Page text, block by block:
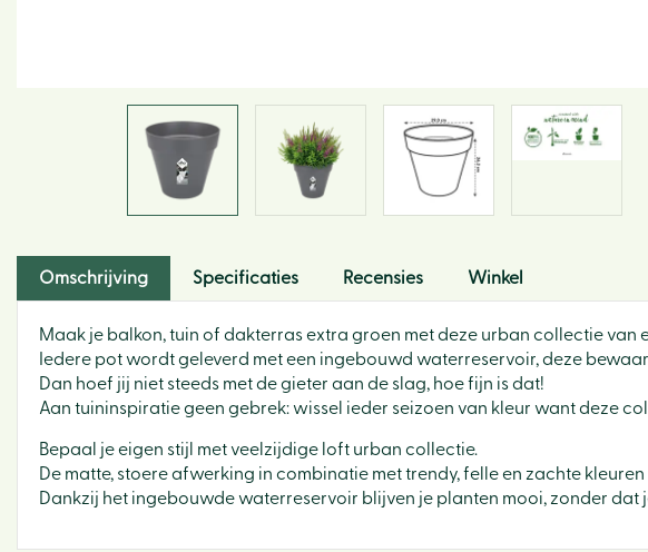
Omschrijving Specificaties Recensies Winkel
Maak je balkon, tuin of dakterras extra groen met deze urban collectie van
Iedere pot wordt geleverd met een ingebouwd waterreservoir, deze
Dan hoef jij niet steeds met de gieter aan de slag, hoe fijn is dat!
Aan tuininspiratie geen gebrek: wissel ieder seizoen van kleur want deze
Bepaal je eigen stijl met veelzijdige loft urban collectie.
De matte, stoere afwerking in combinatie met trendy, felle en zachte
Dankzij het ingebouwde waterreservoir blijven je planten mooi, zonder dat